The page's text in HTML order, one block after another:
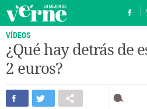
VÍDEOS
¿Qué hay detrás de
2 euros?